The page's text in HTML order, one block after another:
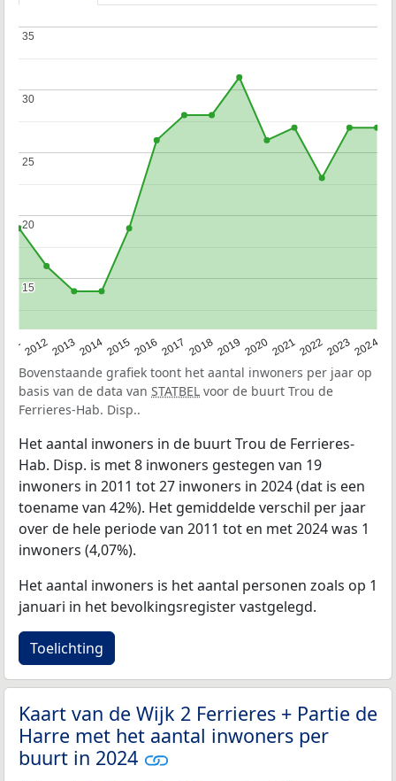
201220132014201520162017 20182019 20202021202220232024
15
15
20
20
25
25
30
30
35
35
Bovenstaande grafiek toont het aantal inwoners per jaar op
basis van de data van STATBEL voor de buurt Trou de
Ferrieres-Hab. Disp..
Het aantal inwoners in de buurt Trou de Ferrieres-
Hab. Disp. is met 8 inwoners gestegen van 19
inwoners in 2011 tot 27 inwoners in 2024 (dat is een
toename van 42%). Het gemiddelde verschil per jaar
over de hele periode van 2011 tot en met 2024 was 1
inwoners (4,07%).
Het aantal inwoners is het aantal personen zoals op 1
januari in het bevolkingsregister vastgelegd.
Toelichting
Kaart van de Wijk 2 Ferrieres + Partie de
Harre met het aantal inwoners per
buurt in 2024